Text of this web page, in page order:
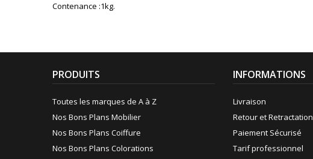
Contenance :1kg.
PRODUITS
Toutes les marques de A à Z
Nos Bons Plans Mobilier
Nos Bons Plans Coiffure
Nos Bons Plans Colorations
INFORMATIONS
Livraison
Retour et Retractation
Paiement Sécurisé
Tarif professionnel